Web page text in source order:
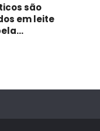
são
em leite